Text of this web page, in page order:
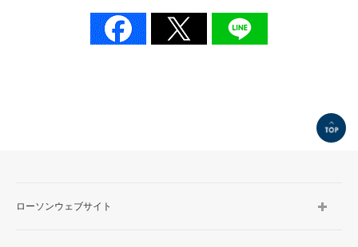
ローソンウェブサイト